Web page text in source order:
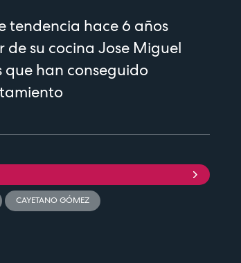
tendencia hace 6 años
su cocina Jose Miguel
que han conseguido
CAYETANO GÓMEZ